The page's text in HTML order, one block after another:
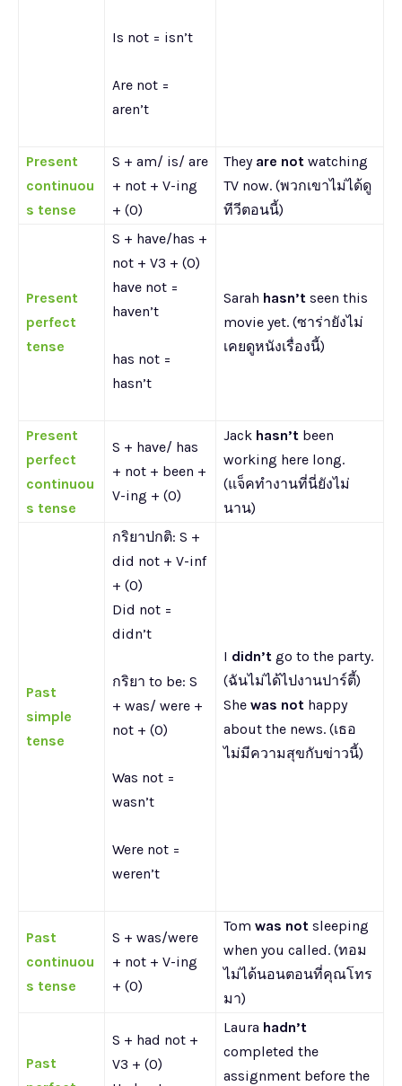
Is not = isn’t
Are not =
aren’t
Present
continuou
s tense
S + am/ is/ are
+ not + V-ing
+ (O)
They are not watching
TV now. (พวกเขาไม่ได้ดู
ทีวีตอนนี้)
Present
perfect
tense
S + have/has +
not + V3 + (O)
have not =
haven’t
has not =
hasn’t
Sarah hasn’t seen this
movie yet. (ซาร่ายังไม่
เคยดูหนังเรื่องนี้)
Present
perfect
continuou
s tense
S + have/ has
+ not + been +
V-ing + (O)
Jack hasn’t been
working here long.
(แจ็คทำงานที่นี่ยังไม่
นาน)
Past
simple
tense
กริยาปกติ: S +
did not + V-inf
+ (O)
Did not =
didn’t
กริยา to be: S
+ was/ were +
not + (O)
Was not =
wasn’t
Were not =
weren’t
I didn’t go to the party.
(ฉันไม่ได้ไปงานปาร์ตี้)
She was not happy
about the news. (เธอ
ไม่มีความสุขกับข่าวนี้)
Past
continuou
s tense
S + was/were
+ not + V-ing
+ (O)
Tom was not sleeping
when you called. (ทอม
ไม่ได้นอนตอนที่คุณโทร
มา)
Past
S + had not +
V3 + (O)
Laura hadn’t
completed the
assignment before the